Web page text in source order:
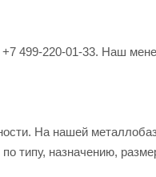
+7 499-220-01-33. Наш
На нашей
типу, назначению,